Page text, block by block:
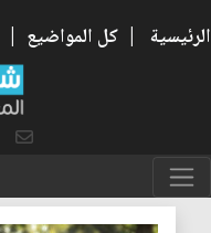
الرئيسية | كل المواضيع |